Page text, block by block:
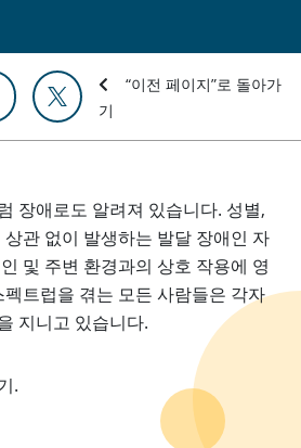
“이전 페이지”로 돌아가
기
장애로도 알려져 있습니다. 성별,
관 없이 발생하는 발달 장애인 자
및 주변 환경과의 상호 작용에 영
트럽을 겪는 모든 사람들은 각자
지니고 있습니다.
.